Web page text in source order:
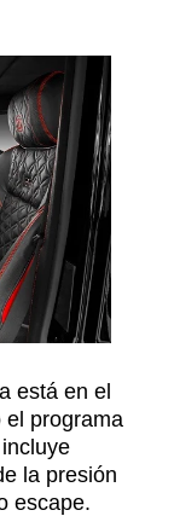
está en el
el programa
la presión
escape.